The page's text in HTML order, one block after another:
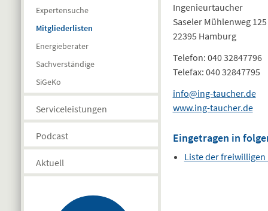
Expertensuche
Mitgliederlisten
Energieberater
Sachverständige
SiGeKo
Serviceleistungen
Podcast
Aktuell
Ingenieurtaucher
Saseler Mühlenweg 125
22395 Hamburg
Telefon: 040 32847796
Telefax: 040 32847795
info@ing-taucher.de
www.ing-taucher.de
Eingetragen in
Liste der